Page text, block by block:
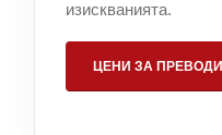
изискванията.
ЦЕНИ ЗА ПРЕВОДИ